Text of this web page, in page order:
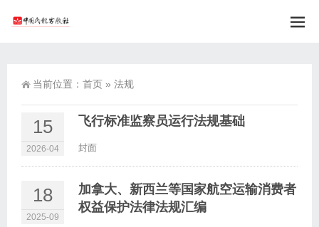
当前位置： 首页 » 法规
15
2026-04
飞行标准监察员运行法规基础
封面
18
2025-09
加拿大、新西兰等国家航空运输消费者
权益保护法律法规汇编